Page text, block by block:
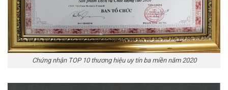
Chứng nhận TOP 10 thương hiệu uy tín ba miền năm 2020